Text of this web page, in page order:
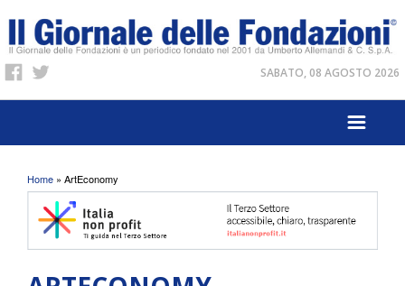
SABATO, 08 AGOSTO 2026
Tu sei qui
Home » ArtEconomy